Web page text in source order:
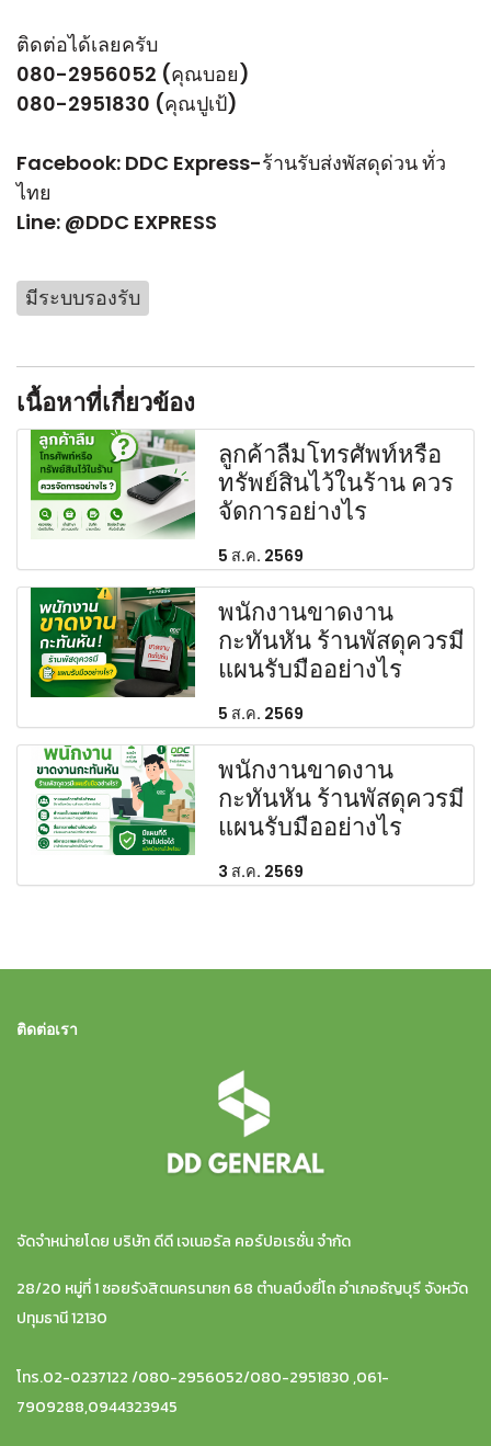
ติดต่อได้เลยครับ
080-2956052 (คุณบอย)
080-2951830 (คุณปูเป้)
Facebook: DDC Express-ร้านรับส่งพัสดุด่วน ทั่ว
ไทย
Line: @DDC EXPRESS
มีระบบรองรับ
เนื้อหาที่เกี่ยวข้อง
ลูกค้าลืมโทรศัพท์หรือ
ทรัพย์สินไว้ในร้าน ควร
จัดการอย่างไร
5 ส.ค. 2569
พนักงานขาดงาน
กะทันหัน ร้านพัสดุควรมี
แผนรับมืออย่างไร
5 ส.ค. 2569
พนักงานขาดงาน
กะทันหัน ร้านพัสดุควรมี
แผนรับมืออย่างไร
3 ส.ค. 2569
ติดต่อเรา
จัดจำหน่ายโดย บริษัท ดีดี เจเนอรัล คอร์ปอเรชั่น จำกัด
28/20 หมู่ที่ 1 ซอยรังสิตนครนายก 68 ตำบลบึงยี่โถ อำเภอธัญบุรี จังหวัด
ปทุมธานี 12130
โทร.02-0237122 /080-2956052/080-2951830 ,061-
7909288,0944323945